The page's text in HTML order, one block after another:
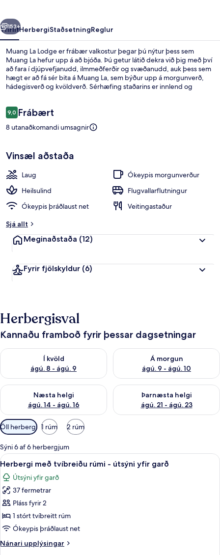
Næsta
153+
YfirlitHerbergiStaðsetningReglur
Muang La Lodge er frábær valkostur þegar þú nýtur þess sem
Muang La hefur upp á að bjóða. Þú getur látið dekra við þig með því
að fara í djúpvefjanudd, ilmmeðferðir og svæðanudd, auk þess sem
hægt er að fá sér bita á Muang La, sem býður upp á morgunverð,
hádegisverð og kvöldverð. Sérhæfing staðarins er innlend og
Umsagnir
9,09,0 af 10
Frábært
8 utanaðkomandi umsagnir
Vinsæl aðstaða
Laug
Ókeypis morgunverður
Heilsulind
Flugvallarflutningur
Ókeypis þráðlaust net
Veitingastaður
Sjá allt
Meginaðstaða (12)
Fyrir fjölskyldur (6)
Herbergisval
Kannaðu framboð fyrir þessar dagsetningar
Í kvöld
ágú. 8 - ágú. 9
Athuga framboð í kvöld ágú. 8 - ágú. 9
Á morgun
ágú. 9 - ágú. 10
Athuga framboð á morgun
Næsta helgi
ágú. 14 - ágú. 16
Athuga framboð næstu helgi ágú. 14 - ágú. 16
Þarnæsta helgi
ágú. 21 - ágú. 23
Athuga framboð þarnæstu
Síur
í
boði
fyrir
herbergi
Öll herbergi 1 rúm 2 rúm
Sýni 6 af 6 herbergjum
Skoða
allar
myndir
fyrir
Herbergi
með
tvíbreiðu
-
1 svefnherbergi, rúmföt af bestu
10
Herbergi með tvíbreiðu rúmi - útsýni yfir garð
Útsýni yfir garð
37 fermetrar
Pláss fyrir 2
1 stórt tvíbreitt rúm
Ókeypis þráðlaust net
Nánari upplýsingar
Nánari